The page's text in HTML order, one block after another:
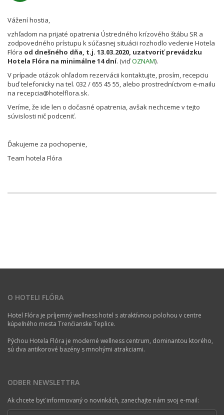
Vážení hostia,
vzhľadom na prijaté opatrenia Ústredného krízového štábu SR a
zodpovedného prístupu k súčasnej situácii rozhodlo vedenie Hotela
Flóra od dnešného dňa, t.j. 13.03.2020, uzatvoriť prevádzku
Hotela Flóra na minimálne 14 dní. (viďOZNAM).
V prípade otázok ohľadom rezervácii kontaktujte, prosím, recepciu
buď telefonicky na tel. 032 / 655 45 55, alebo prostredníctvom e-mailu
na recepcia@hotelflora.sk.
Veríme, že ide len o dočasné opatrenia, avšak nechceme v tejto
súvislosti nič podceniť.
Ďakujeme za pochopenie,
Team hotela Flóra
O HOTELI FLÓRA
Hotel Flóra je príjemný wellness hotel s atraktívnou polohou v centre
kúpeľného mesta Trenčianske Teplice.
Pýchou Hotela Flóra je moderné wellness centrum, dominantou ktorého,
sú dva antikorové bazény s mnohými atrakciami.
ODBER NEWSLETTRA
Ak chcete byť informovaný o novinkách, zanechajte nám svoj e-mail: